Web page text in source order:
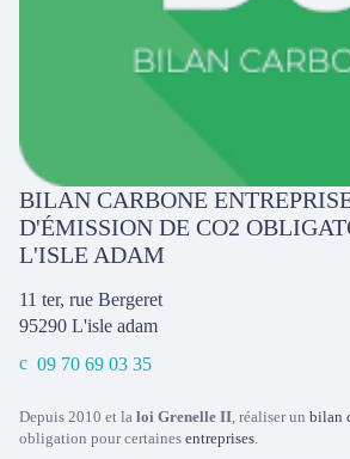
BILAN CARBONE
D'ÉMISSION DE CO2
L'ISLE ADAM
11 ter, rue Bergeret
95290 L'isle adam
09 70 69 03 35
Depuis 2010 et la loi Grenelle II, réaliser un bilan
obligation pour certaines entreprises.